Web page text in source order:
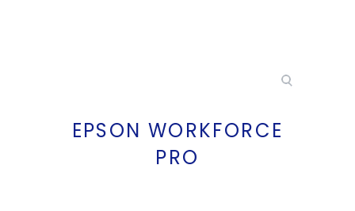
EPSON WORKFORCE
PRO